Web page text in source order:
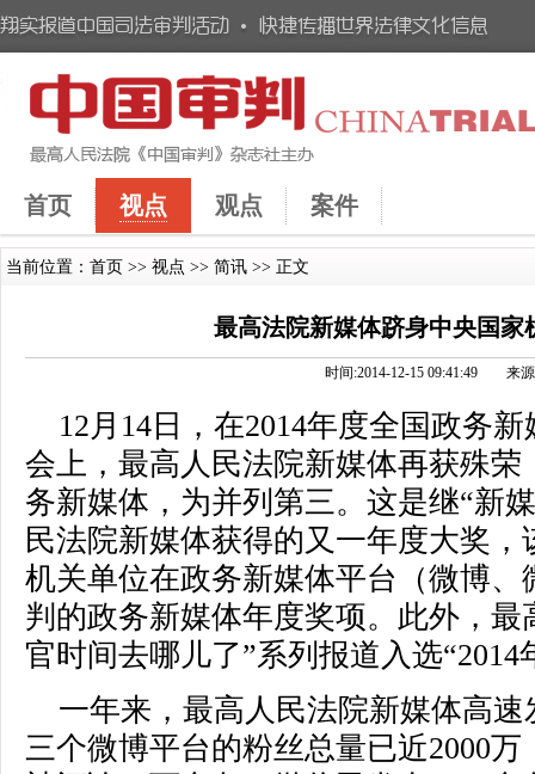
首页 视点 观点 案件
当前位置： 首页 >> 视点 >> 简讯 >> 正文
最高法院新媒体跻身中央国家
时间:2014-12-15 09:41:49 来
12月14日，在2014年度全国政务
会上，最高人民法院新媒体再获殊
务新媒体，为并列第三。这是继“新
民法院新媒体获得的又一年度大奖
机关单位在政务新媒体平台（微博
判的政务新媒体年度奖项。此外，
官时间去哪儿了”系列报道入选
一年来，最高人民法院新媒体高
三个微博平台的粉丝总量已近2000